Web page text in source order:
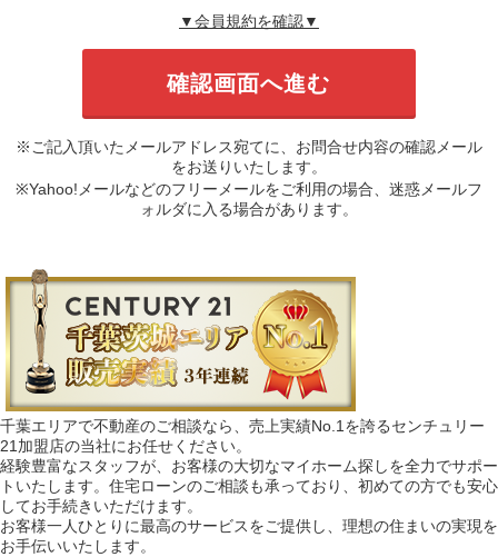
▼会員規約を確認▼
※ご記入頂いたメールアドレス宛てに、お問合せ内容の確認メール
をお送りいたします。
※Yahoo!メールなどのフリーメールをご利用の場合、迷惑メールフ
ォルダに入る場合があります。
千葉エリアで不動産のご相談なら、売上実績No.1を誇るセンチュリー
21加盟店の当社にお任せください。
経験豊富なスタッフが、お客様の大切なマイホーム探しを全力でサポー
トいたします。住宅ローンのご相談も承っており、初めての方でも安心
してお手続きいただけます。
お客様一人ひとりに最高のサービスをご提供し、理想の住まいの実現を
お手伝いいたします。